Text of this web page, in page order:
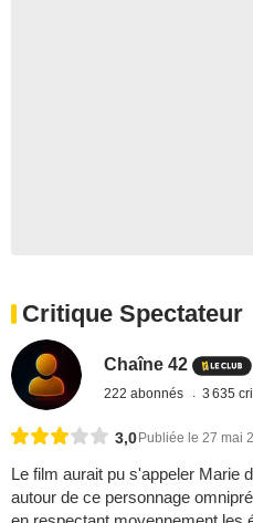
Critique Spectateur
Chaîne 42
222 abonnés 3 635
3,0 Publiée le 27 mai
Le film aurait pu s'appeler Marie
autour de ce personnage